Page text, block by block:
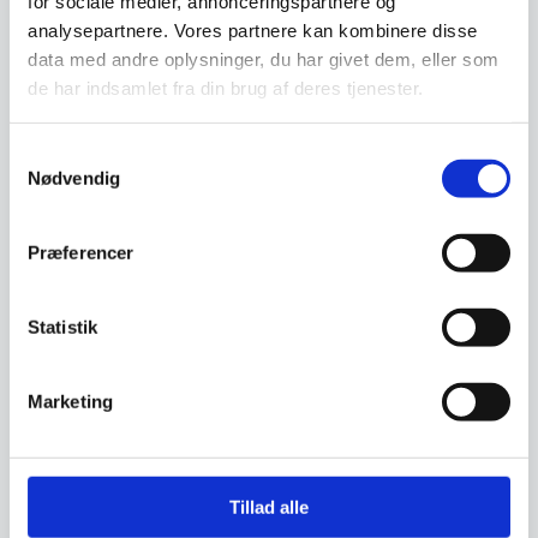
analysepartnere. Vores partnere kan kombinere disse
data med andre oplysninger, du har givet dem, eller som
de har indsamlet fra din brug af deres tjenester.
Nødvendig
Præferencer
Statistik
Marketing
Tillad alle
Beregn og ansøg her
Relaterede varer
Populært SPAR 14%